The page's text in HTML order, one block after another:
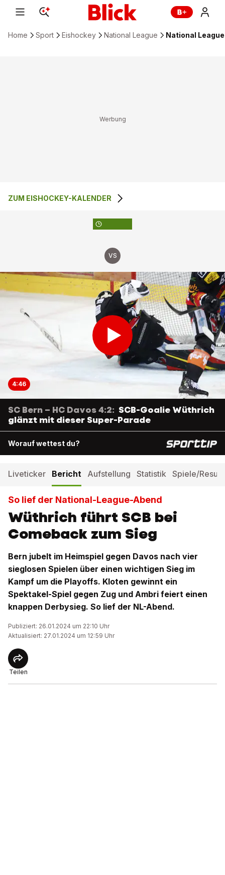
Home Sport Eishockey National League National
ZUM EISHOCKEY-KALENDER
VS
4:46
SC Bern – HC Davos 4:2: SCB-Goalie Wüthrich
glänzt mit dieser Super-Parade
Worauf wettest du?
Liveticker Bericht Aufstellung Statistik Spiele/
So lief der National-League-Abend
Wüthrich führt SCB bei
Comeback zum Sieg
Bern jubelt im Heimspiel gegen Davos nach vier
sieglosen Spielen über einen wichtigen Sieg im
Kampf um die Playoffs. Kloten gewinnt ein
Spektakel-Spiel gegen Zug und Ambri feiert einen
knappen Derbysieg. So lief der NL-Abend.
Publiziert: 26.01.2024 um 22:10 Uhr
Aktualisiert: 27.01.2024 um 12:59 Uhr
Teilen